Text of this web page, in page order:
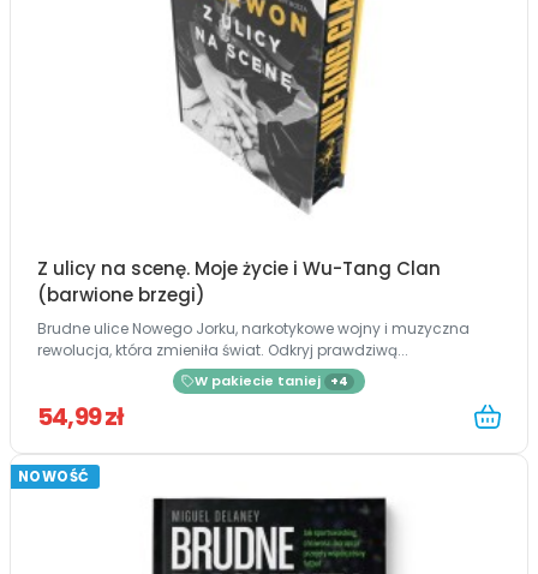
Z ulicy na scenę. Moje życie i Wu-Tang Clan
(barwione brzegi)
Brudne ulice Nowego Jorku, narkotykowe wojny i muzyczna
rewolucja, która zmieniła świat. Odkryj prawdziwą...
W pakiecie taniej +4
54,99 zł
NOWOŚĆ